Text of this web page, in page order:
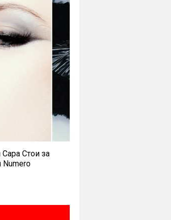
Стои за
Numero